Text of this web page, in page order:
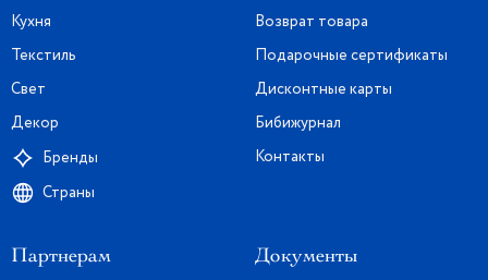
Кухня
Текстиль
Свет
Декор
Бренды
Страны
Возврат товара
Подарочные сертификаты
Дисконтные карты
Бибижурнал
Контакты
Партнерам Документы